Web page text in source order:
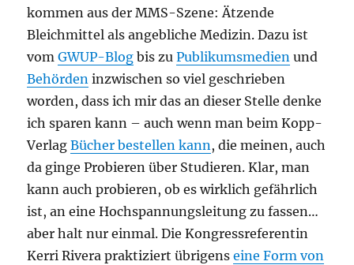
kommen aus der MMS-Szene: Ätzende
Bleichmittel als angebliche Medizin. Dazu ist
vomGWUP-Blog bis zuPublikumsmedien und
Behörden inzwischen so viel geschrieben
worden, dass ich mir das an dieser Stelle denke
ich sparen kann – auch wenn man beim Kopp-
VerlagBücher bestellen kann, die meinen, auch
da ginge Probieren über Studieren. Klar, man
kann auch probieren, ob es wirklich gefährlich
ist, an eine Hochspannungsleitung zu fassen…
aber halt nur einmal. Die Kongressreferentin
Kerri Rivera praktiziert übrigenseine Form von